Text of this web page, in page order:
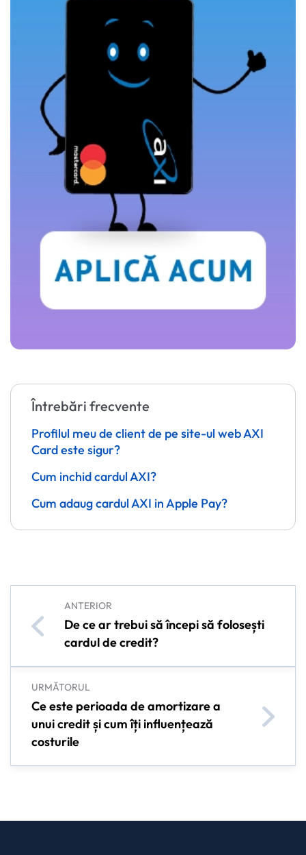
Întrebări frecvente
Profilul meu de client de pe site-ul web AXI
Card este sigur?
Cum inchid cardul AXI?
Cum adaug cardul AXI in Apple Pay?
ANTERIOR
De ce ar trebui să începi să folosești
cardul de credit?
URMĂTORUL
Ce este perioada de amortizare a
unui credit și cum îți influențează
costurile